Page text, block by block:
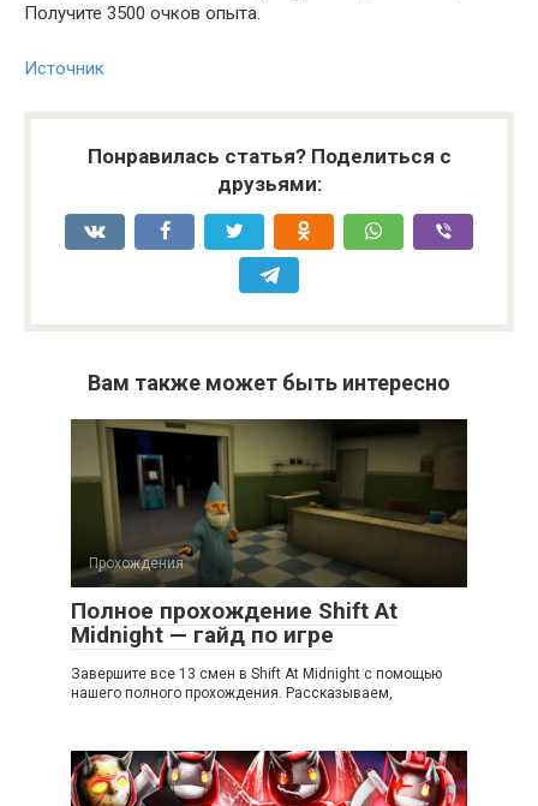
Получите 3500 очков опыта.
Источник
Понравилась статья? Поделиться с
друзьями:
Вам также может быть интересно
Прохождения
Полное прохождение Shift At
Midnight — гайд по игре
Завершите все 13 смен в Shift At Midnight с помощью
нашего полного прохождения. Рассказываем,